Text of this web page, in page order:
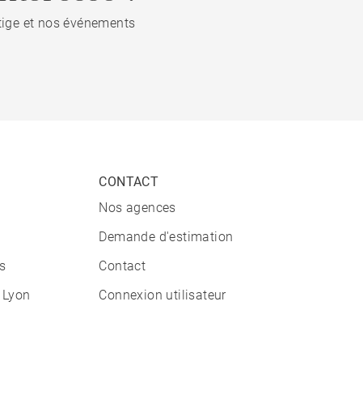
et nos événements
CONTACT
Nos agences
Demande d'estimation
Contact
Connexion utilisateur